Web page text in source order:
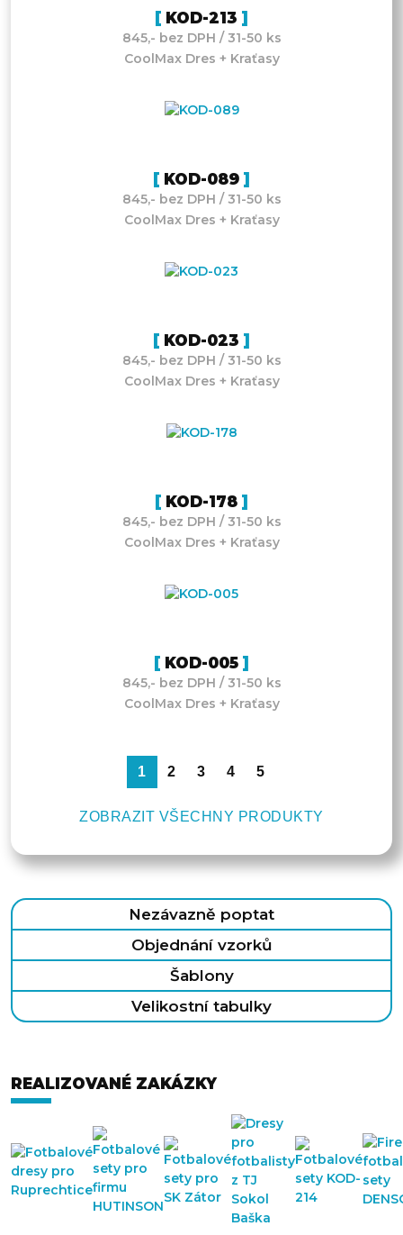
KOD-213
845,- bez DPH / 31-50 ks
CoolMax Dres + Kraťasy
KOD-089
845,- bez DPH / 31-50 ks
CoolMax Dres + Kraťasy
KOD-023
845,- bez DPH / 31-50 ks
CoolMax Dres + Kraťasy
KOD-178
845,- bez DPH / 31-50 ks
CoolMax Dres + Kraťasy
KOD-005
845,- bez DPH / 31-50 ks
CoolMax Dres + Kraťasy
1 2 3 4 5
ZOBRAZIT VŠECHNY PRODUKTY
Nezávazně poptat
Objednání vzorků
Šablony
Velikostní tabulky
REALIZOVANÉ ZAKÁZKY